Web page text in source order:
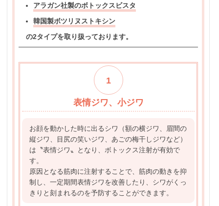
アラガン社製のボトックスビスタ
韓国製ボツリヌストキシン
の2タイプを取り扱っております。
1
表情ジワ、小ジワ
お顔を動かした時に出るシワ（額の横ジワ、眉間の
縦ジワ、目尻の笑いジワ、あごの梅干しジワなど）
は〝表情ジワ〟となり、ボトックス注射が有効で
す。
原因となる筋肉に注射することで、筋肉の動きを抑
制し、一定期間表情ジワを改善したり、シワがくっ
きりと刻まれるのを予防することができます。